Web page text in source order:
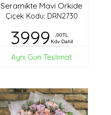
Seramikte Mavi Orkide
Çiçek Kodu: DRN2730
3999
,00TL
Kdv Dahil
Aynı Gün Teslimat